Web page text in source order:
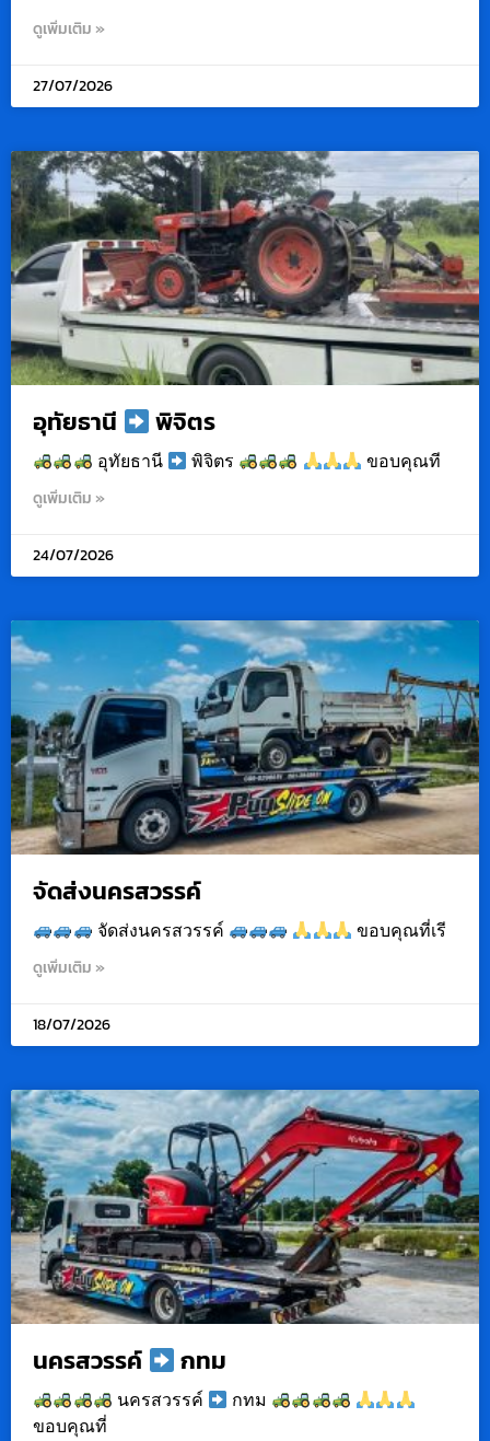
ดูเพิ่มเติม »
27/07/2026
อุทัยธานี พิจิตร
อุทัยธานี พิจิตร ขอบคุณที
ดูเพิ่มเติม »
24/07/2026
จัดส่งนครสวรรค์
จัดส่งนครสวรรค์ ขอบคุณที่เรี
ดูเพิ่มเติม »
18/07/2026
นครสวรรค์ กทม
นครสวรรค์
กทม
ขอบคุณที่